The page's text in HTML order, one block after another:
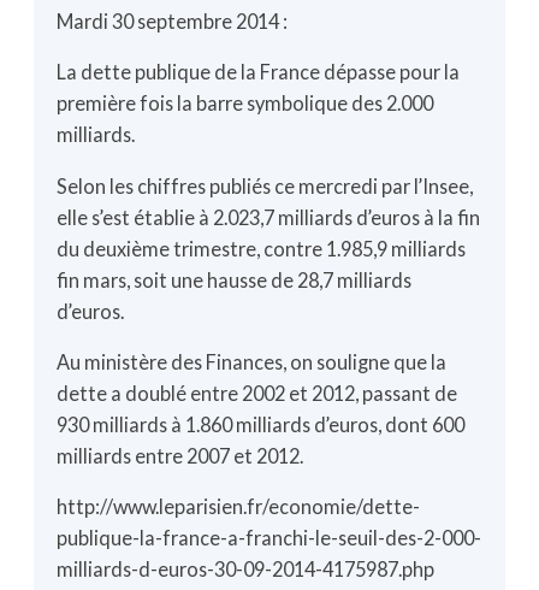
Mardi 30 septembre 2014 :
La dette publique de la France dépasse pour la
première fois la barre symbolique des 2.000
milliards.
Selon les chiffres publiés ce mercredi par l’Insee,
elle s’est établie à 2.023,7 milliards d’euros à la fin
du deuxième trimestre, contre 1.985,9 milliards
fin mars, soit une hausse de 28,7 milliards
d’euros.
Au ministère des Finances, on souligne que la
dette a doublé entre 2002 et 2012, passant de
930 milliards à 1.860 milliards d’euros, dont 600
milliards entre 2007 et 2012.
http://www.leparisien.fr/economie/dette-
publique-la-france-a-franchi-le-seuil-des-2-000-
milliards-d-euros-30-09-2014-4175987.php